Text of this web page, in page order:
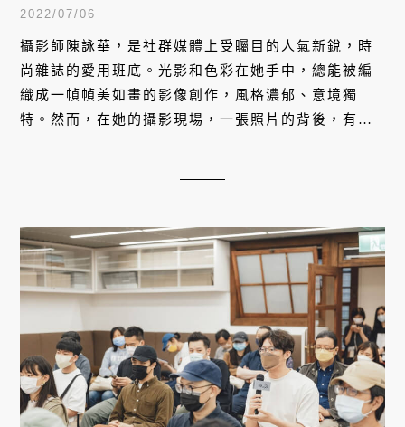
2022/07/06
攝影師陳詠華，是社群媒體上受矚目的人氣新銳，時
尚雜誌的愛用班底。光影和色彩在她手中，總能被編
織成一幀幀美如畫的影像創作，風格濃郁、意境獨
特。然而，在她的攝影現場，一張照片的背後，有多